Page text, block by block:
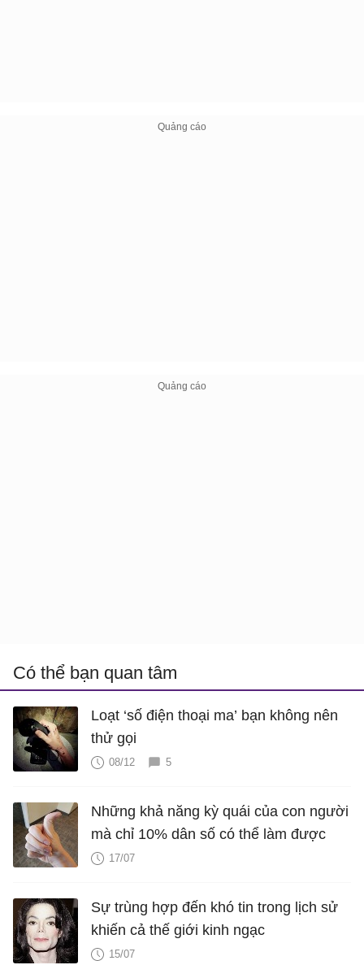
Có thể bạn quan tâm
Loạt ‘số điện thoại ma’ bạn không nên
thử gọi
08/12 5
Những khả năng kỳ quái của con người
mà chỉ 10% dân số có thể làm được
17/07
Sự trùng hợp đến khó tin trong lịch sử
khiến cả thế giới kinh ngạc
15/07